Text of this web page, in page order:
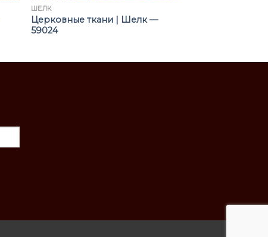
ШЁЛК
Церковные ткани | Шелк —
59024